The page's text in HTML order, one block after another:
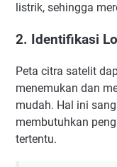
listrik, sehingga
2. Identifikasi
Peta citra satelit
menemukan dan
mudah. Hal ini
membutuhkan
tertentu.